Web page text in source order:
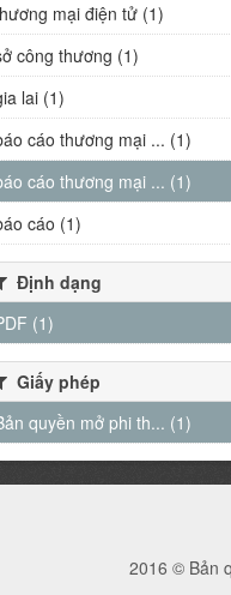
mại điện tử (1)
công thương (1)
lai (1)
cáo thương mại ... (1)
cáo thương mại ... (1)
cáo (1)
Định dạng
(1)
Giấy phép
quyền mở phi th... (1)
2016 © Bản